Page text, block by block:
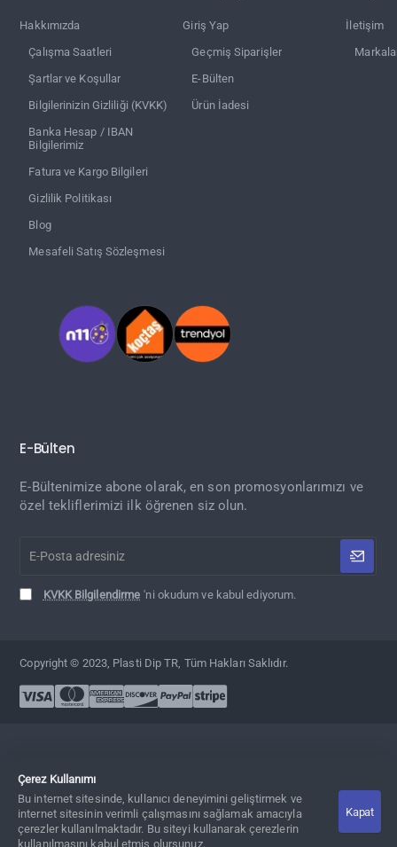
Çerez Kullanımı
Bu internet sitesinde, kullanıcı deneyimini geliştirmek ve
internet sitesinin verimli çalışmasını sağlamak amacıyla
çerezler kullanılmaktadır. Bu siteyi kullanarak çerezlerin
kullanılmasını kabul etmiş olursunuz.
Kapat
Adet Sepete Ekle Hemen Al
Hakkımızda
Çalışma Saatleri
Şartlar ve Koşullar
Bilgilerinizin Gizliliği (KVKK)
Banka Hesap / IBAN
Bilgilerimiz
Fatura ve Kargo Bilgileri
Gizlilik Politikası
Blog
Mesafeli Satış Sözleşmesi
Giriş Yap
Geçmiş Siparişler
E-Bülten
Ürün İadesi
İletişim
E-Bülten
E-Bültenimize abone olarak, en son promosyonlarımızı ve
özel tekliflerimizi ilk öğrenen siz olun.
Posta
KVKK Bilgilendirme 'ni okudum ve kabul ediyorum.
Copyright © 2023, Plasti Dip TR, Tüm Hakları Saklıdır.